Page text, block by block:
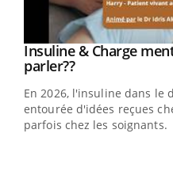
Youtube
Insuline & Charge
parler??Youtube
En 2026, l'insuline dans le
entourée d'idées reçues
parfois chez les soignants.